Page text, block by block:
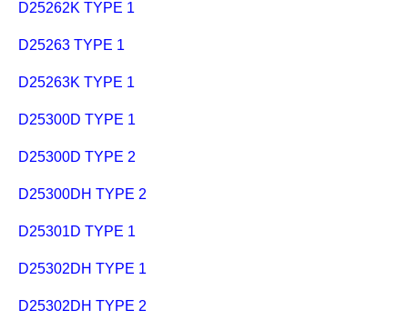
D25262K TYPE 1
D25263 TYPE 1
D25263K TYPE 1
D25300D TYPE 1
D25300D TYPE 2
D25300DH TYPE 2
D25301D TYPE 1
D25302DH TYPE 1
D25302DH TYPE 2